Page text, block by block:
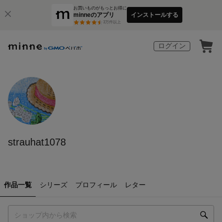
お買いものがもっとお得に
minneのアプリ
3万件以上
インストールする
ログイン
strauhat1078
作品一覧 シリーズ プロフィール レター